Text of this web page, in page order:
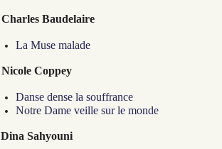
Charles Baudelaire
La Muse malade
Nicole Coppey
Danse dense la souffrance
Notre Dame veille sur le monde
Dina Sahyouni